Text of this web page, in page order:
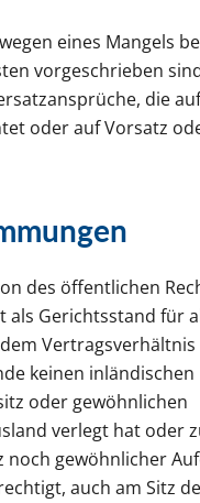
eines Mangels
vorgeschrieben
die
oder auf Vorsatz
des öffentlichen
als Gerichtsstand für
Vertragsverhältnis
keinen inländischen
oder gewöhnlichen
verlegt hat oder
noch gewöhnlicher
auch am Sitz